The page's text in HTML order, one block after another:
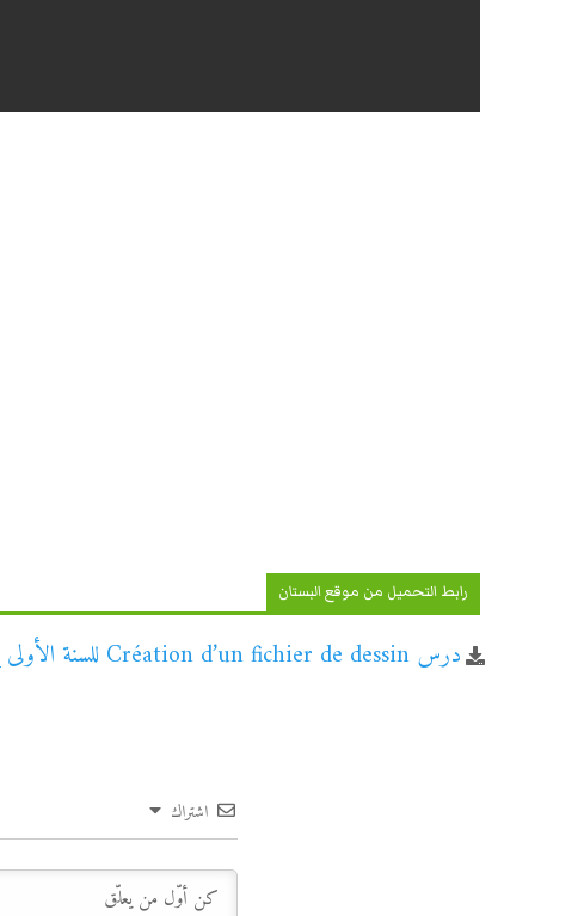
رابط التحميل من موقع البستان
درس Création d’un fichier de dessin للسنة الأولى إعدادي
اشتراك